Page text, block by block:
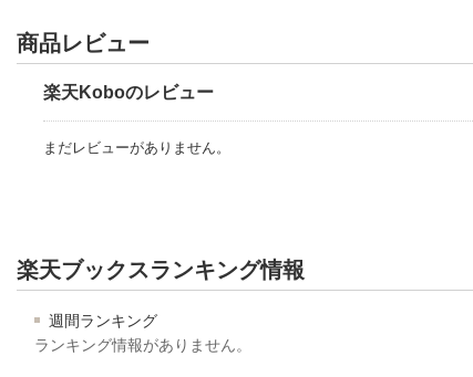
商品レビュー
楽天Koboのレビュー
まだレビューがありません。
楽天ブックスランキング情報
週間ランキング
ランキング情報がありません。